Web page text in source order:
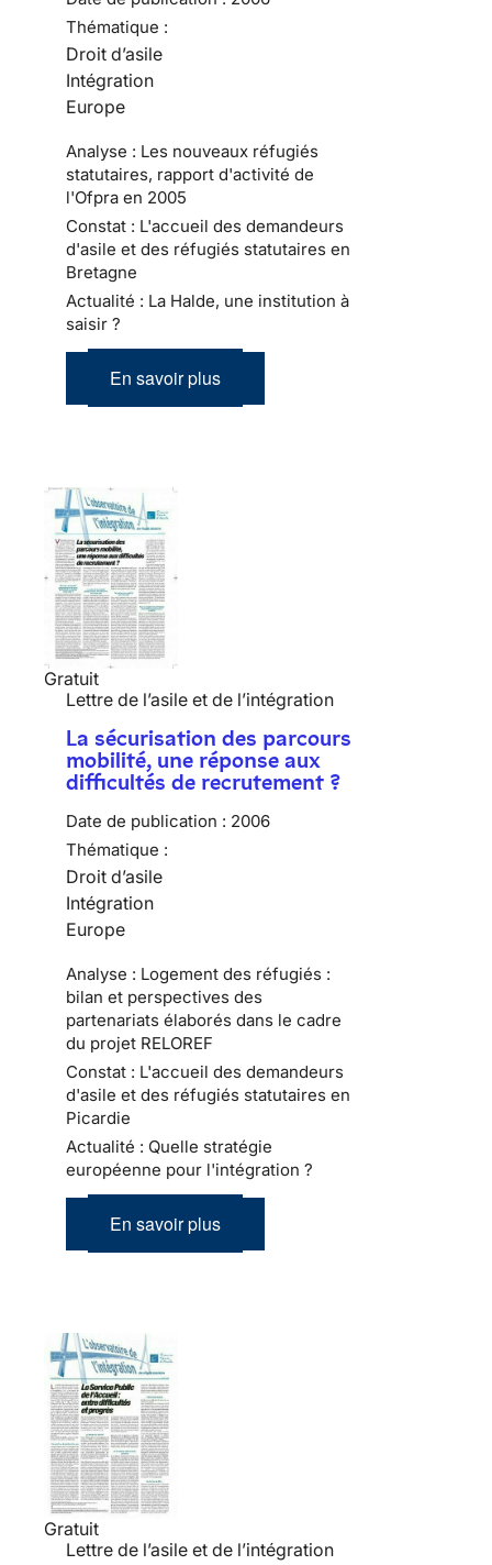
Thématique :
Droit d’asile
Intégration
Europe
Analyse : Les nouveaux réfugiés
statutaires, rapport d'activité de
l'Ofpra en 2005
Constat : L'accueil des demandeurs
d'asile et des réfugiés statutaires en
Bretagne
Actualité : La Halde, une institution à
saisir ?
En savoir plus
Gratuit
Lettre de l’asile et de l’intégration
La sécurisation des parcours
mobilité, une réponse aux
difficultés de recrutement ?
Date de publication : 2006
Thématique :
Droit d’asile
Intégration
Europe
Analyse : Logement des réfugiés :
bilan et perspectives des
partenariats élaborés dans le cadre
du projet RELOREF
Constat : L'accueil des demandeurs
d'asile et des réfugiés statutaires en
Picardie
Actualité : Quelle stratégie
européenne pour l'intégration ?
En savoir plus
Gratuit
Lettre de l’asile et de l’intégration